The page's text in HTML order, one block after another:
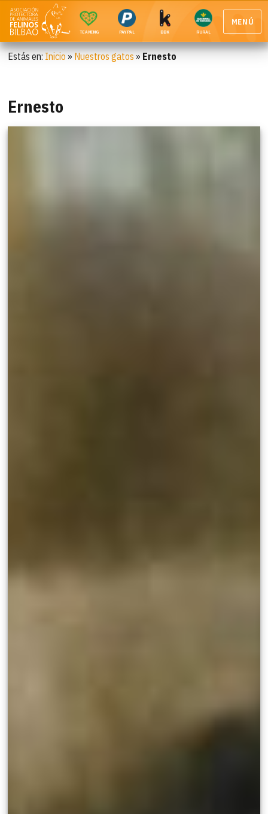
TEAMING PAYPAL BBK RURAL
MENÚ
Estás en: Inicio » Nuestros gatos » Ernesto
Ernesto